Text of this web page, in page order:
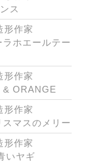
ス
形作家
ホエールテー
形作家
& ORANGE
形作家
マスのメリー
形作家
いヤギ